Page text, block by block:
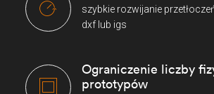
szybkie rozwijanie
dxf lub igs
Ograniczenie liczby
prototypów